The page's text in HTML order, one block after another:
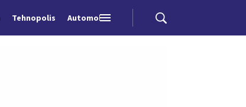
Tehnopolis Automobili